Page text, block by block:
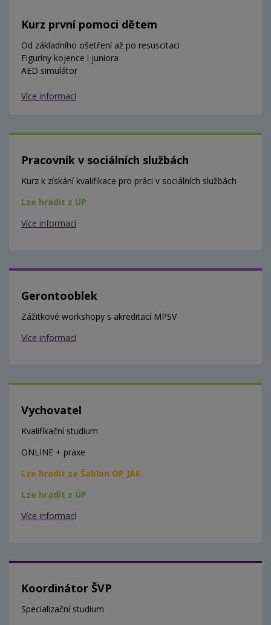
Kurz první pomoci dětem
Od základního ošetření až po resuscitaci
Figuríny kojence i juniora
AED simulátor
Více informací
Pracovník v sociálních službách
Kurz k získání kvalifikace pro práci v sociálních službách
Lze hradit z ÚP
Více informací
Gerontooblek
Zážitkové workshopy s akreditací MPSV
Více informací
Vychovatel
Kvalifikační studium
ONLINE + praxe
Lze hradit ze Šablon OP JAK
Lze hradit z ÚP
Více informací
Koordinátor ŠVP
Specializační studium